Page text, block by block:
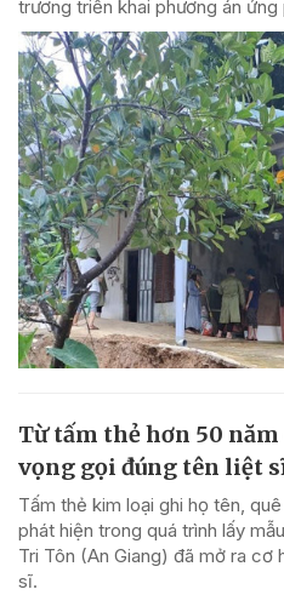
trương triển khai phương án ứng
Từ tấm thẻ hơn 50
vọng gọi đúng tên liệt
Tấm thẻ kim loại ghi họ tên,
phát hiện trong quá trình lấy
Tri Tôn (An Giang) đã mở ra cơ
sĩ.